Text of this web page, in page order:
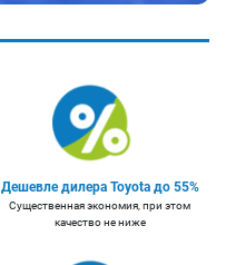
Дешевле дилера Toyota до 55%
Существенная экономия, при этом
качество не ниже